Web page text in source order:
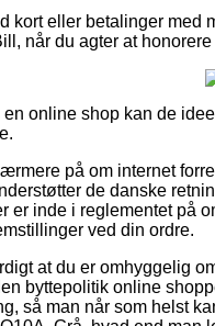
kort eller betalinger med
når du agter at
online shop kan de
på om internet
de danske
er inde i reglementet på
ved din ordre.
at du er omhyggelig
byttepolitik online
så man når som helst